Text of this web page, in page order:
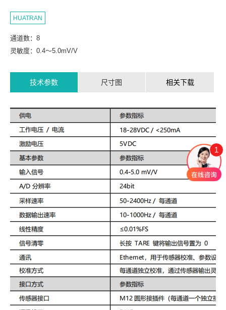
HUATRAN
通道数：8
灵敏度：0.4～5.0mV/V
技术参数 尺寸图 相关下载
1